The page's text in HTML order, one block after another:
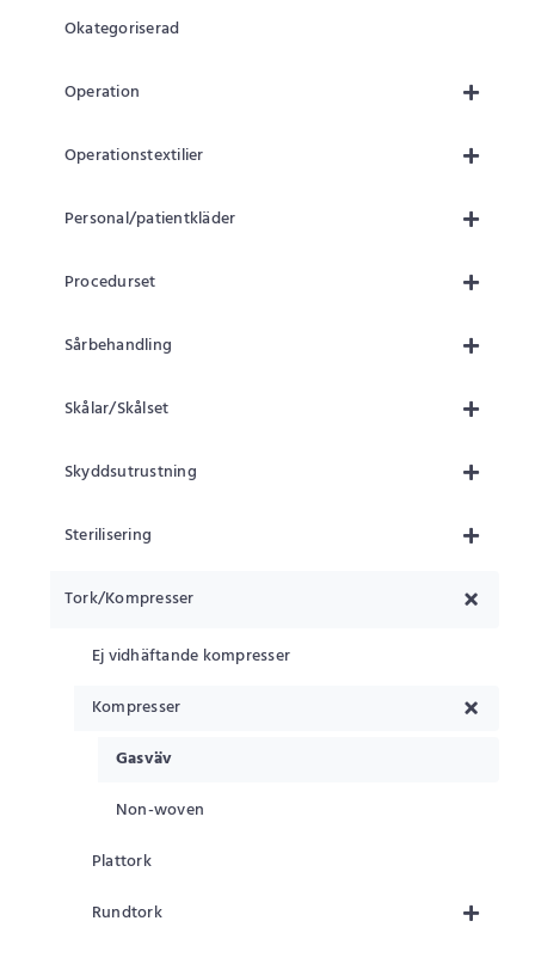
Okategoriserad
Operation
Operationstextilier
Personal/patientkläder
Procedurset
Sårbehandling
Skålar/Skålset
Skyddsutrustning
Sterilisering
Tork/Kompresser
Ej vidhäftande kompresser
Kompresser
Gasväv
Non-woven
Plattork
Rundtork